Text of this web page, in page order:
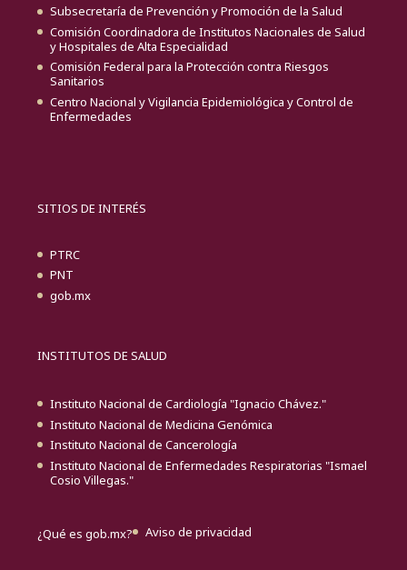
Subsecretaría de Prevención y Promoción de la Salud
Comisión Coordinadora de Institutos Nacionales de Salud
y Hospitales de Alta Especialidad
Comisión Federal para la Protección contra Riesgos
Sanitarios
Centro Nacional y Vigilancia Epidemiológica y Control de
Enfermedades
SITIOS DE INTERÉS
PTRC
PNT
gob.mx
INSTITUTOS DE SALUD
Instituto Nacional de Cardiología "Ignacio Chávez."
Instituto Nacional de Medicina Genómica
Instituto Nacional de Cancerología
Instituto Nacional de Enfermedades Respiratorias "Ismael
Cosio Villegas."
¿Qué es gob.mx? Aviso de privacidad